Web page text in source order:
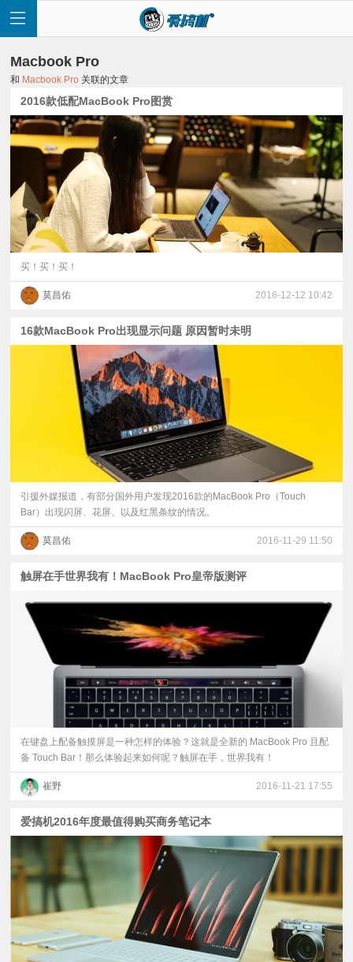
首
页
快
讯
评
普
体
验
Macbook Pro
和 Macbook Pro 关联的文章
2016款低配MacBook Pro图赏
买！买！买！
莫昌佑 2016-12-12 10:42
16款MacBook Pro出现显示问题 原因暂时未明
引援外媒报道，有部分国外用户发现2016款的MacBook Pro（Touch
Bar）出现闪屏、花屏、以及红黑条纹的情况。
莫昌佑 2016-11-29 11:50
触屏在手世界我有！MacBook Pro皇帝版测评
在键盘上配备触摸屏是一种怎样的体验？这就是全新的 MacBook Pro 且配
备 Touch Bar！那么体验起来如何呢？触屏在手，世界我有！
崔野 2016-11-21 17:55
爱搞机2016年度最值得购买商务笔记本